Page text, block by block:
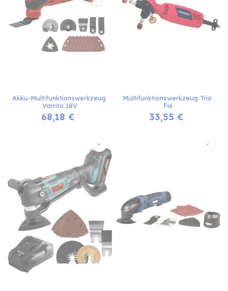
Akku-Multifunktionswerkzeug
Varrito 18V
68,18 €
Multifunktionswerkzeug Trio
Fix
33,55 €